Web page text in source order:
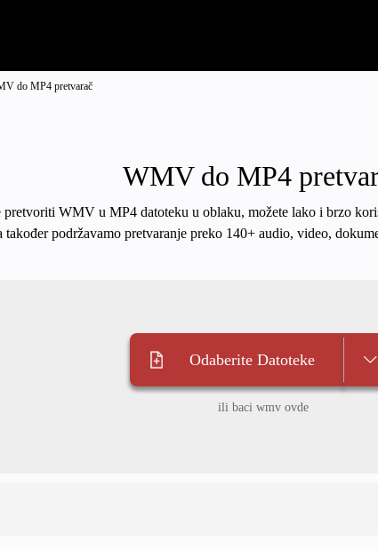
do MP4 pretvarač
WMV do MP4
WMV u MP4 datoteku u oblaku, možete lako i brzo
također podržavamo pretvaranje preko 140+ audio, video,
Odaberite Datoteke
ili baci wmv ovde